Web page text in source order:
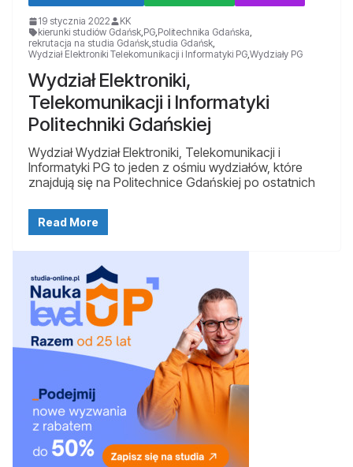
19 stycznia 2022
KK
kierunki studiów Gdańsk PG Politechnika Gdańska
rekrutacja na studia Gdańsk studia Gdańsk
Wydział Elektroniki Telekomunikacji i Informatyki PG Wydziały PG
Wydział Elektroniki,
Telekomunikacji i Informatyki
Politechniki Gdańskiej
Wydział Wydział Elektroniki, Telekomunikacji i
Informatyki PG to jeden z ośmiu wydziałów, które
znajdują się na Politechnice Gdańskiej po ostatnich
Read More